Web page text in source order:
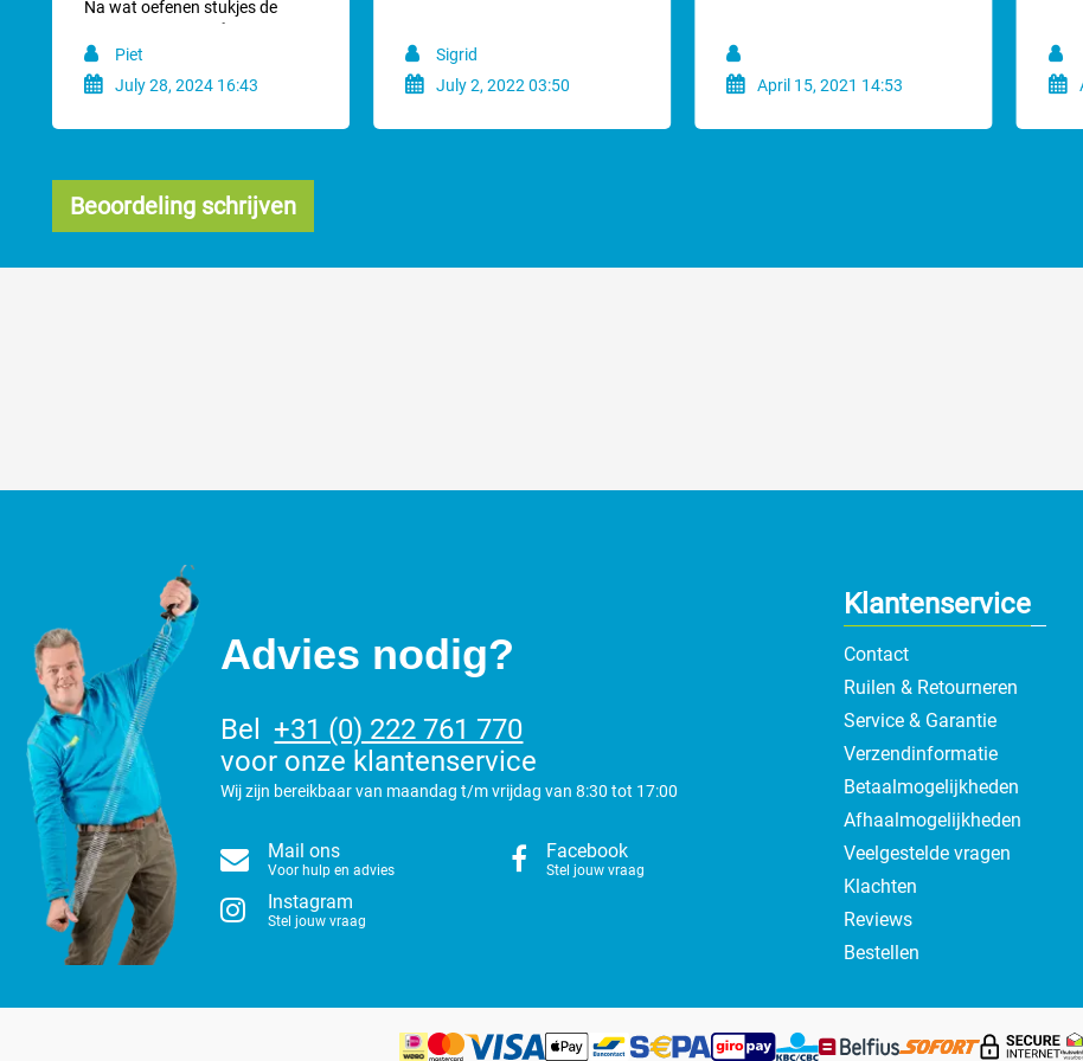
Een scheerkop is slijtage onderhevig. We geven daarom ook geen garantie op de snijbladen mochten deze bot zijn. Uiteraard wel op
Bestel een Aesculap plus speciale stelschroef bij je Aesculap scheerkop voor altijd perfect afgestelde messen.
Na wat oefenen stukjes de
ziet er weer perfect uit.
Piet
July 28, 2024 16:43
Sigrid
July 2, 2022 03:50
April 15, 2021 14:53
Beoordeling schrijven
Klantenservice
Contact
Ruilen & Retourneren
Service & Garantie
Verzendinformatie
Betaalmogelijkheden
Afhaalmogelijkheden
Veelgestelde vragen
Klachten
Reviews
Bestellen
Advies nodig?
Bel
+31 (0) 222 761 770
voor onze klantenservice
Wij zijn bereikbaar van maandag t/m vrijdag van 8:30 tot 17:00
Mail ons
Voor hulp en advies
Facebook
Stel jouw vraag
Instagram
Stel jouw vraag